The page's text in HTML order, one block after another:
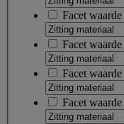
Facet waarde
Facet waarde
Facet waarde
Facet waarde